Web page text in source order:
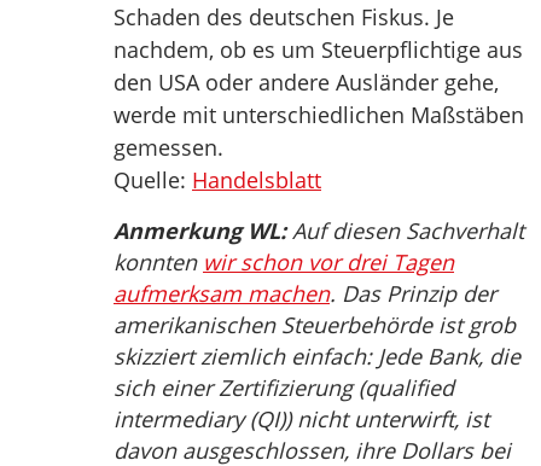
Schaden des deutschen Fiskus. Je
nachdem, ob es um Steuerpflichtige aus
den USA oder andere Ausländer gehe,
werde mit unterschiedlichen Maßstäben
gemessen.
Quelle: Handelsblatt
Anmerkung WL:Auf diesen Sachverhalt
konnten wir schon vor drei Tagen
aufmerksam machen. Das Prinzip der
amerikanischen Steuerbehörde ist grob
skizziert ziemlich einfach: Jede Bank, die
sich einer Zertifizierung (qualified
intermediary (QI)) nicht unterwirft, ist
davon ausgeschlossen, ihre Dollars bei